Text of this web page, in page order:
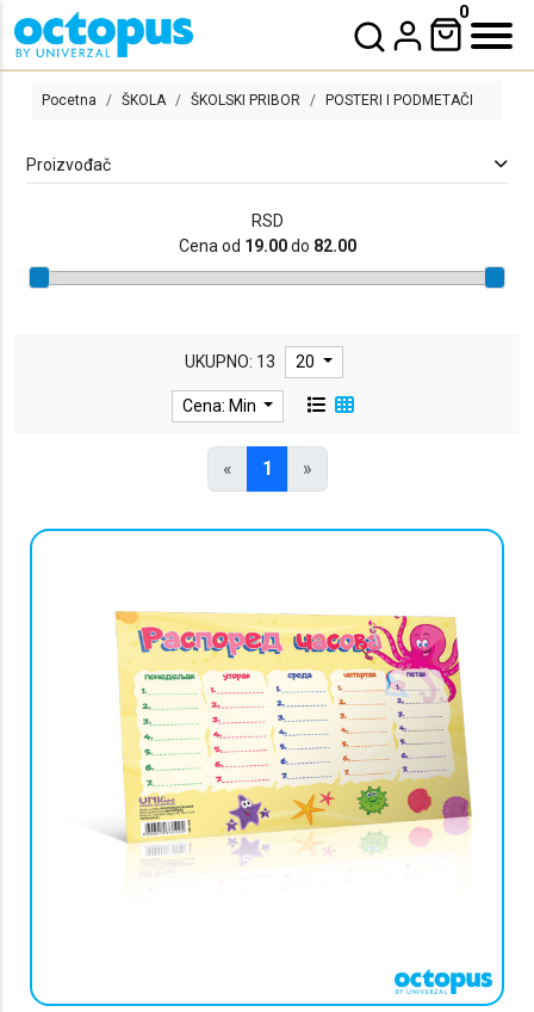
0
Pocetna ŠKOLA ŠKOLSKI PRIBOR POSTERI I PODMETAČI
Proizvođač
RSD
Cena od 19.00do 82.00
POSTERI I PODMETAČI
UKUPNO: 13 20
Cena: Min
« 1 »